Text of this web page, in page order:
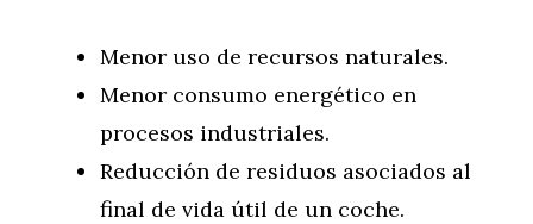
Menor uso de recursos naturales.
Menor consumo energético en
procesos industriales.
Reducción de residuos asociados al
final de vida útil de un coche.